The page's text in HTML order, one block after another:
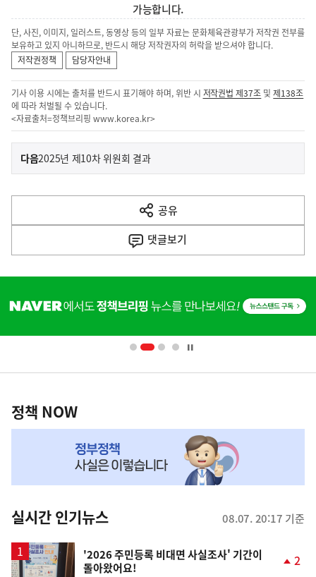
가능합니다.
단, 사진, 이미지, 일러스트, 동영상 등의 일부 자료는 문화체육관광부가 저작권 전부를
보유하고 있지 아니하므로, 반드시 해당 저작권자의 허락을 받으셔야 합니다.
저작권정책
담당자안내
기사 이용 시에는 출처를 반드시 표기해야 하며, 위반 시 저작권법 제37조 및제138조
에 따라 처벌될 수 있습니다.
<자료출처=정책브리핑 www.korea.kr>
이
전
다
음
다음기
2025년 제10차 위원회 결과
공유
열
기
댓글보기
단
영
책
NOW,
뉴
스
정책 NOW
실시간 인기뉴스 08.07. 20:17 기준
'2026 주민등록 비대면 사실조사' 기간이
돌아왔어요!
2